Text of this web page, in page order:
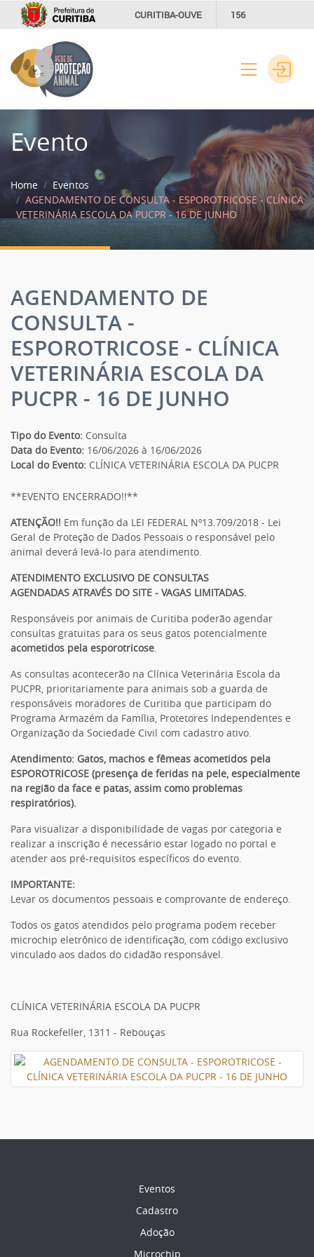
CURITIBA-OUVE 156
Evento
Home
Eventos
AGENDAMENTO DE CONSULTA - ESPOROTRICOSE - CLÍNICA
VETERINÁRIA ESCOLA DA PUCPR - 16 DE JUNHO
AGENDAMENTO DE
CONSULTA -
ESPOROTRICOSE - CLÍNICA
VETERINÁRIA ESCOLA DA
PUCPR - 16 DE JUNHO
Tipo do Evento: Consulta
Data do Evento: 16/06/2026 à 16/06/2026
Local do Evento: CLÍNICA VETERINÁRIA ESCOLA DA PUCPR
**EVENTO ENCERRADO!!**
ATENÇÃO!! Em função da LEI FEDERAL Nº13.709/2018 - Lei
Geral de Proteção de Dados Pessoais o responsável pelo
animal deverá levá-lo para atendimento.
ATENDIMENTO EXCLUSIVO DE CONSULTAS
AGENDADAS ATRAVÉS DO SITE - VAGAS LIMITADAS.
Responsáveis por animais de Curitiba poderão agendar
consultas gratuitas para os seus gatos potencialmente
acometidos pela esporotricose.
As consultas acontecerão na Clínica Veterinária Escola da
PUCPR, prioritariamente para animais sob a guarda de
responsáveis moradores de Curitiba que participam do
Programa Armazém da Família, Protetores Independentes e
Organização da Sociedade Civil com cadastro ativo.
Atendimento: Gatos, machos e fêmeas acometidos pela
ESPOROTRICOSE (presença de feridas na pele, especialmente
na região da face e patas, assim como problemas
respiratórios).
Para visualizar a disponibilidade de vagas por categoria e
realizar a inscrição é necessário estar logado no portal e
atender aos pré-requisitos específicos do evento.
IMPORTANTE:
Levar os documentos pessoais e comprovante de endereço.
Todos os gatos atendidos pelo programa podem receber
microchip eletrônico de identificação, com código exclusivo
vinculado aos dados do cidadão responsável.
CLÍNICA VETERINÁRIA ESCOLA DA PUCPR
Rua Rockefeller, 1311 - Rebouças
Eventos
Cadastro
Adoção
Microchip